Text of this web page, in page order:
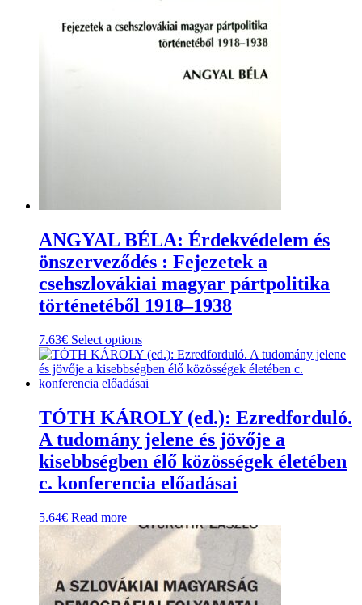
multiple
variants.
The
options
ANGYAL BÉLA: Érdekvédelem és
önszerveződés : Fejezetek a
csehszlovákiai magyar pártpolitika
történetéből 1918–1938
7.63€ Select optionsThis
product
has
multiple
The
options
may
chosen
on
page
TÓTH KÁROLY (ed.): Ezredforduló.
A tudomány jelene és jövője a
kisebbségben élő közösségek életében
c. konferencia előadásai
5.64€ Read more